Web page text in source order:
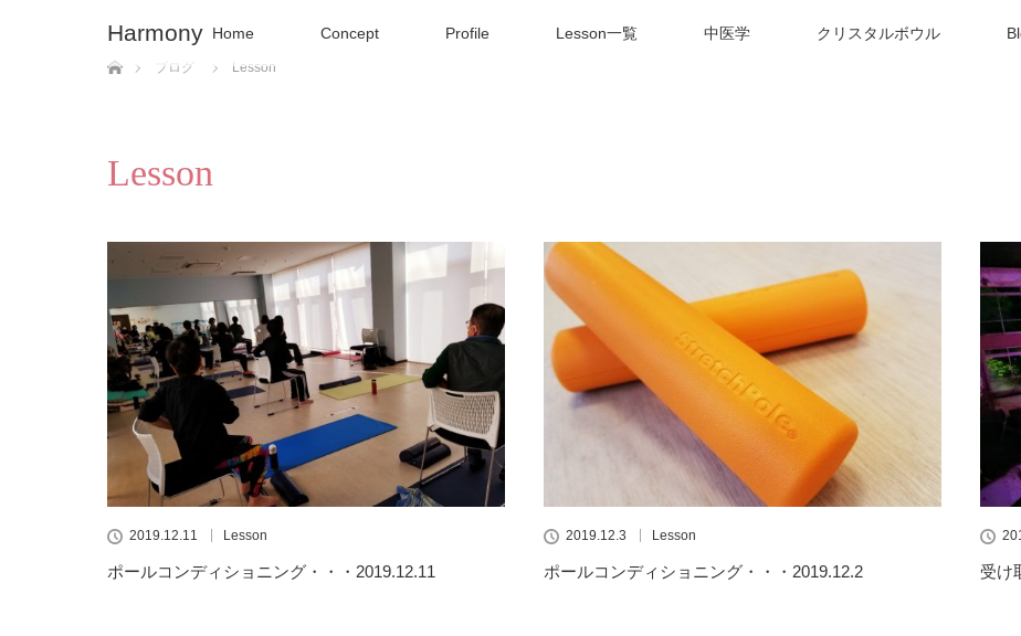
Harmony Home Concept Profile Lesson一覧 中医学 クリスタルボウル
ホーム
ブログ
Lesson
Lesson
2019.12.11 Lesson
ポールコンディショニング・・・2019.12.11
2019.12.3 Lesson
ポールコンディショニング・・・2019.12.2 受け